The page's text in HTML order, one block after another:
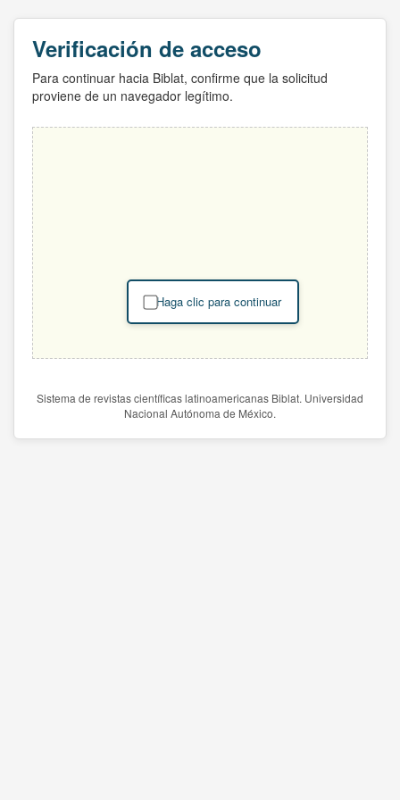
Verificación de acceso
Para continuar hacia Biblat, confirme que la solicitud
proviene de un navegador legítimo.
Haga clic para continuar
Sistema de revistas científicas latinoamericanas Biblat. Universidad
Nacional Autónoma de México.